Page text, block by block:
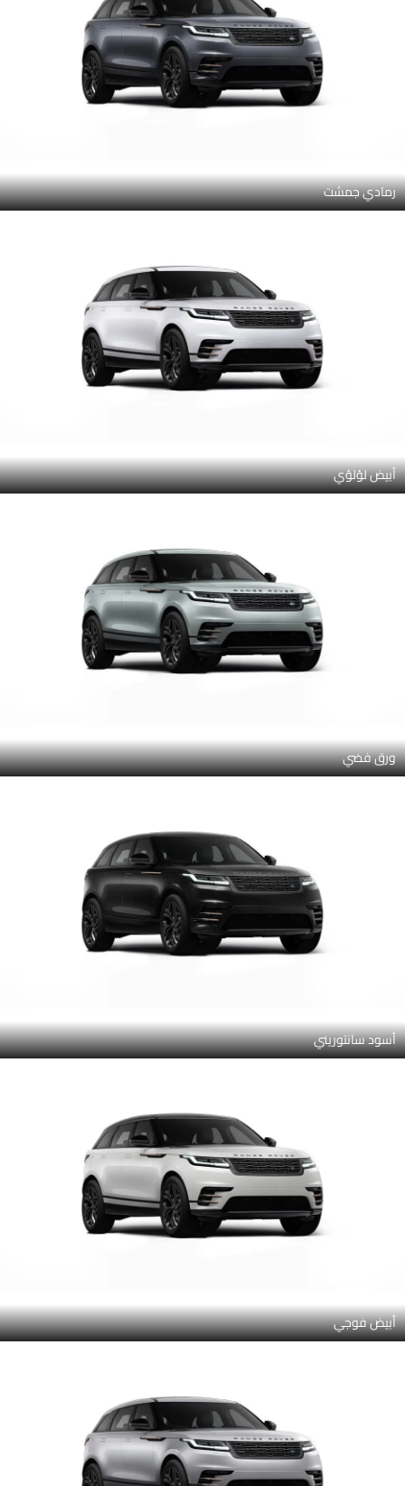
رمادي جمشت
أبيض لؤلؤي
ورق فضي
أسود سانتوريني
أبيض فوجي